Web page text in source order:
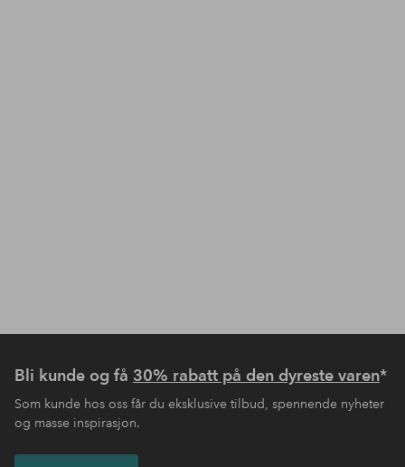
Bli kunde og få 30% rabatt på den dyreste varen*
Som kunde hos oss får du eksklusive tilbud, spennende nyheter
og masse inspirasjon.